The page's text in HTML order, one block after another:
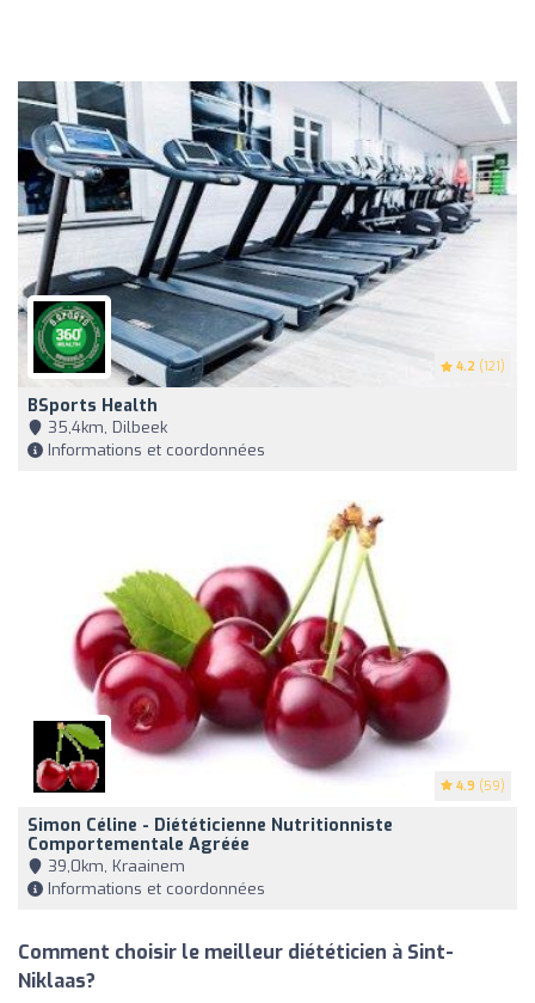
4.2 (121)
BSports Health
35,4km, Dilbeek
Informations et coordonnées
4.9 (59)
Simon Céline - Diététicienne Nutritionniste
Comportementale Agréée
39,0km, Kraainem
Informations et coordonnées
Comment choisir le meilleur diététicien à Sint-
Niklaas?